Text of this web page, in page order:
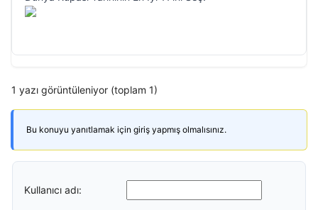
1 yazı görüntüleniyor (toplam 1)
Bu konuyu yanıtlamak için giriş yapmış olmalısınız.
Kullanıcı adı: